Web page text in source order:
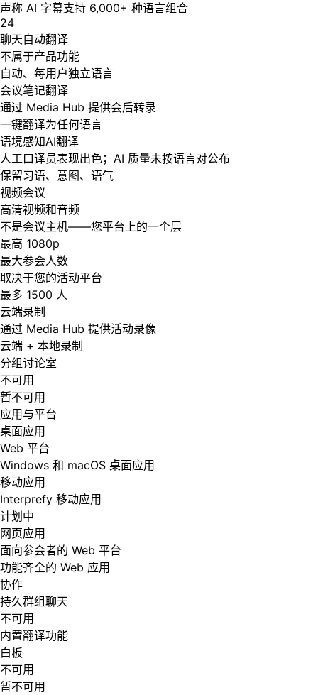
声称 AI 字幕支持 6,000+ 种语言组合
24
聊天自动翻译
不属于产品功能
自动、每用户独立语言
会议笔记翻译
通过 Media Hub 提供会后转录
一键翻译为任何语言
语境感知AI翻译
人工口译员表现出色；AI 质量未按语言对公布
保留习语、意图、语气
视频会议
高清视频和音频
不是会议主机——您平台上的一个层
最高 1080p
最大参会人数
取决于您的活动平台
最多 1500 人
云端录制
通过 Media Hub 提供活动录像
云端 + 本地录制
分组讨论室
不可用
暂不可用
应用与平台
桌面应用
Web 平台
Windows 和 macOS 桌面应用
移动应用
Interprefy 移动应用
计划中
网页应用
面向参会者的 Web 平台
功能齐全的 Web 应用
协作
持久群组聊天
不可用
内置翻译功能
白板
不可用
暂不可用